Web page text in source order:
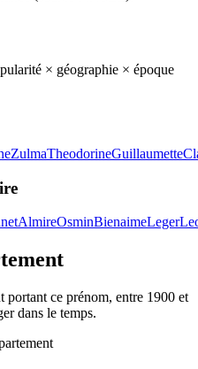
× géographie × époque
ZulmaTheodorineGuillaumette
AlmireOsminBienaimeLeger
portant ce prénom, entre 1900 et
dans le temps.